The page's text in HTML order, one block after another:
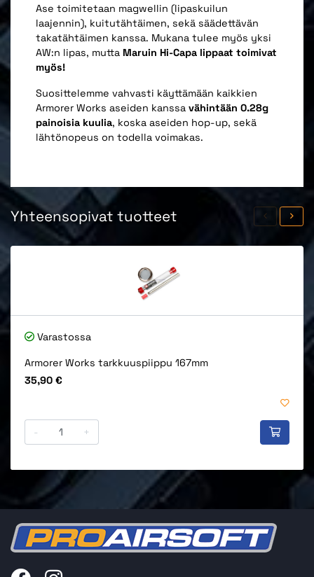
Ase toimitetaan magwellin (lipaskuilun
laajennin), kuitutähtäimen, sekä säädettävän
takatähtäimen kanssa. Mukana tulee myös yksi
AW:n lipas, mutta Maruin Hi-Capa lippaat toimivat
myös!
Suosittelemme vahvasti käyttämään kaikkien
Armorer Works aseiden kanssa vähintään 0.28g
painoisia kuulia, koska aseiden hop-up, sekä
lähtönopeus on todella voimakas.
Yhteensopivat tuotteet
Varastossa
Armorer Works tarkkuuspiippu 167mm
Hinta
35,90 €
- +